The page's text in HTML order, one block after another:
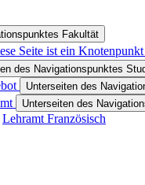
Fakultät
Seite ist ein Knotenpunkt
des Navigationspunktes
Unterseiten des
Unterseiten des
Lehramt Französisch